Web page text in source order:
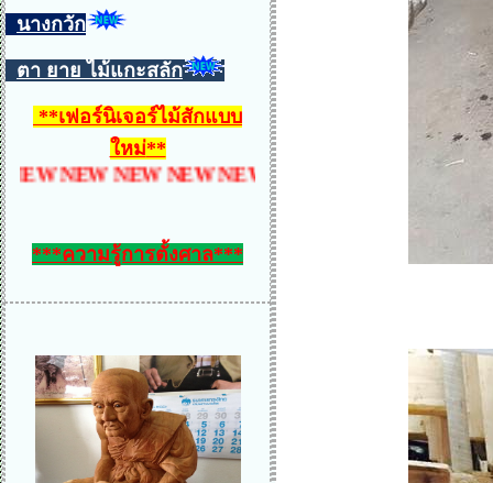
นางกวัก
ตา ยาย ไม้แกะสลัก
**เฟอร์นิเจอร์ไม้สักแบบ
ใหม่**
NEW NEW NEW NEW NEW NEW NEW NEW
***ความรู้การตั้งศาล***